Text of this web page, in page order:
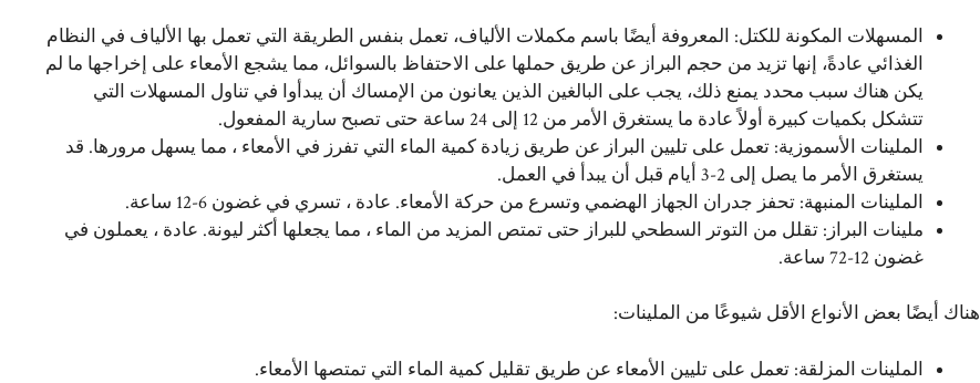
المسهلات المكونة للكتل: المعروفة أيضًا باسم مكملات الألياف، تعمل بنفس الطريقة التي تعمل بها الألياف في النظام
الغذائي عادةً، إنها تزيد من حجم البراز عن طريق حملها على الاحتفاظ بالسوائل، مما يشجع الأمعاء على إخراجها ما لم
يكن هناك سبب محدد يمنع ذلك، يجب على البالغين الذين يعانون من الإمساك أن يبدأوا في تناول المسهلات التي
تتشكل بكميات كبيرة أولاً عادة ما يستغرق الأمر من 12 إلى 24 ساعة حتى تصبح سارية المفعول.
الملينات الأسموزية: تعمل على تليين البراز عن طريق زيادة كمية الماء التي تفرز في الأمعاء ، مما يسهل مرورها. قد
يستغرق الأمر ما يصل إلى 2-3 أيام قبل أن يبدأ في العمل.
الملينات المنبهة: تحفز جدران الجهاز الهضمي وتسرع من حركة الأمعاء. عادة ، تسري في غضون 6-12 ساعة.
ملينات البراز: تقلل من التوتر السطحي للبراز حتى تمتص المزيد من الماء ، مما يجعلها أكثر ليونة. عادة ، يعملون في
غضون 12-72 ساعة.
هناك أيضًا بعض الأنواع الأقل شيوعًا من الملينات:
الملينات المزلقة: تعمل على تليين الأمعاء عن طريق تقليل كمية الماء التي تمتصها الأمعاء.